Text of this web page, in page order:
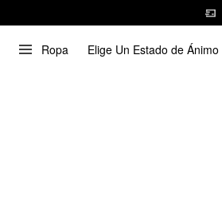
Ropa Elige Un Estado de Ánimo